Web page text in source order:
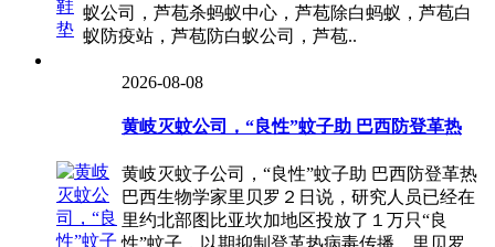
蚁公司，芦苞杀蚂蚁中心，芦苞除白蚂蚁，芦苞白
蚁防疫站，芦苞防白蚁公司，芦苞..
2026-08-08
黄岐灭蚊公司，“良性”蚊子助 巴西防登革热
黄岐灭蚊子公司，“良性”蚊子助 巴西防登革热
巴西生物学家里贝罗２日说，研究人员已经在
里约北部图比亚坎加地区投放了１万只“良
性”蚊子，以期抑制登革热病毒传播。里贝罗